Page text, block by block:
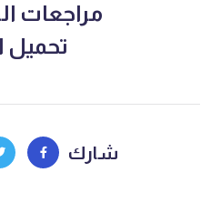
مراجعات
تحميل
شارك